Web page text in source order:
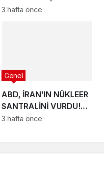
PİYASALAR CANLI
3 hafta önce
ABD, İRAN’IN NÜKLEER
SANTRALİNİ VURDU!
ORTA DOĞU ALEV
Genel
3 hafta önce